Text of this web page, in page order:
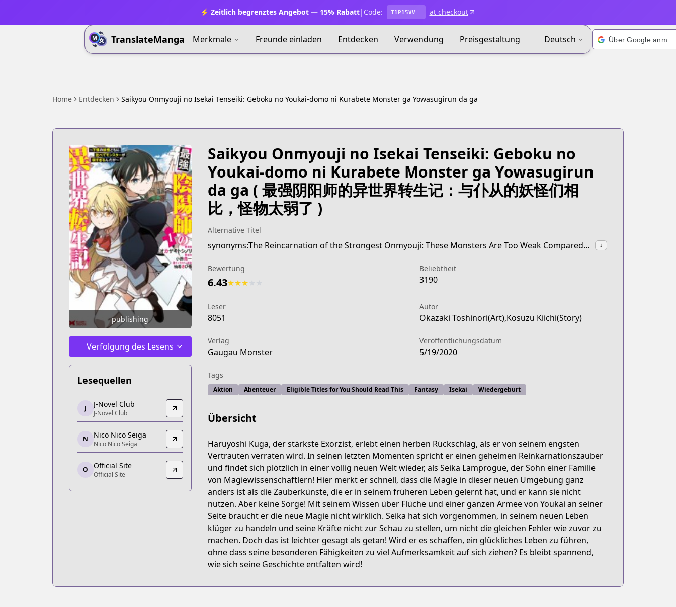
⚡ Zeitlich begrenztes Angebot — 15% Rabatt| Code: T1P15VV at checkout
TranslateManga Merkmale Freunde einladen Entdecken Verwendung Preisgestaltung Deutsch
Home Entdecken Saikyou Onmyouji no Isekai Tenseiki: Geboku no Youkai-domo ni Kurabete Monster ga Yowasugirun da ga
publishing
Verfolgung des Lesens
Lesequellen
J-Novel Club
J-Novel Club
https://j-novel.club/series/the-reincarnation-of-the-strongest-exorcist-in-another-world-manga
Nico Nico Seiga
Nico Nico Seiga
https://seiga.nicovideo.jp/comic/48633
Official Site
https://gaugau.futabanet.jp/list/work/5dd4fcf177656139da050000
J J-Novel Club
J-Novel Club
N Nico Nico Seiga
Nico Nico Seiga
O Official Site
Official Site
Saikyou Onmyouji no Isekai Tenseiki: Geboku no
Youkai-domo ni Kurabete Monster ga Yowasugirun
da ga ( 最强阴阳师的异世界转生记：与仆从的妖怪们相
比，怪物太弱了 )
Alternative Titel
synonyms:The Reincarnation of the Strongest Onmyouji: These Monsters Are Too Weak Compared to My Youkai ↓
Bewertung
6.43★★★
Beliebtheit
3190
Leser
8051
Autor
Okazaki Toshinori(Art),Kosuzu Kiichi(Story)
Verlag
Gaugau Monster
Veröffentlichungsdatum
5/19/2020
Tags
Aktion Abenteuer Eligible Titles for You Should Read This Fantasy Isekai Wiedergeburt
Übersicht
Haruyoshi Kuga, der stärkste Exorzist, erlebt einen herben Rückschlag, als er von seinem engsten
Vertrauten verraten wird. In seinen letzten Momenten spricht er einen geheimen Reinkarnationszauber
und findet sich plötzlich in einer völlig neuen Welt wieder, als Seika Lamprogue, der Sohn einer Familie
von Magiewissenschaftlern! Hier merkt er schnell, dass die Magie in dieser neuen Umgebung ganz
anders ist als die Zauberkünste, die er in seinem früheren Leben gelernt hat, und er kann sie nicht
nutzen. Aber keine Sorge! Mit seinem Wissen über Flüche und einer ganzen Armee von Youkai an seiner
Seite braucht er die neue Magie nicht wirklich. Seika hat sich vorgenommen, in seinem neuen Leben
klüger zu handeln und seine Kräfte nicht zur Schau zu stellen, um nicht die gleichen Fehler wie zuvor zu
machen. Doch das ist leichter gesagt als getan! Wird er es schaffen, ein glückliches Leben zu führen,
ohne dass seine besonderen Fähigkeiten zu viel Aufmerksamkeit auf sich ziehen? Es bleibt spannend,
wie sich seine Geschichte entfalten wird!